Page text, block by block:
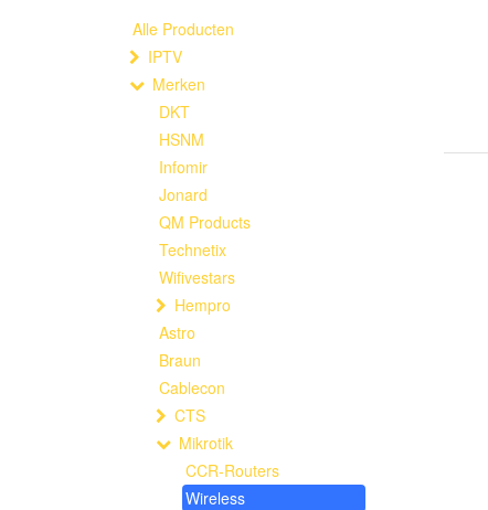
Alle Producten
IPTV
Merken
DKT
HSNM
Infomir
Jonard
QM Products
Technetix
Wifivestars
Hempro
Astro
Braun
Cablecon
CTS
Mikrotik
CCR-Routers
Wireless